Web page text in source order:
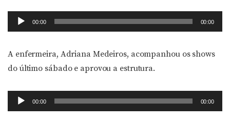
Tocador
de
00:00 00:00
A enfermeira, Adriana Medeiros, acompanhou os shows
do último sábado e aprovou a estrutura.
Tocador
de
00:00 00:00